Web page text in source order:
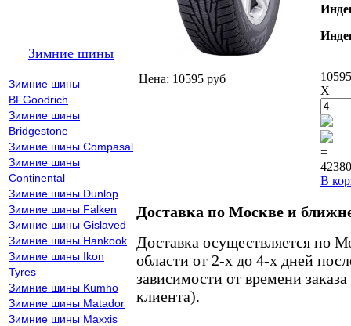
Зимние шины
Зимние шины
BFGoodrich
Зимние шины
Bridgestone
Зимние шины Compasal
Зимние шины
Continental
Зимние шины Dunlop
Зимние шины Falken
Зимние шины Gislaved
Зимние шины Hankook
Зимние шины Ikon
Tyres
Зимние шины Kumho
Зимние шины Matador
Зимние шины Maxxis
Цена: 10595 руб
X
=
В
Доставка по Москве и
Доставка осуществляется по
области от 2-х до 4-х дней
зависимости от времени
клиента).